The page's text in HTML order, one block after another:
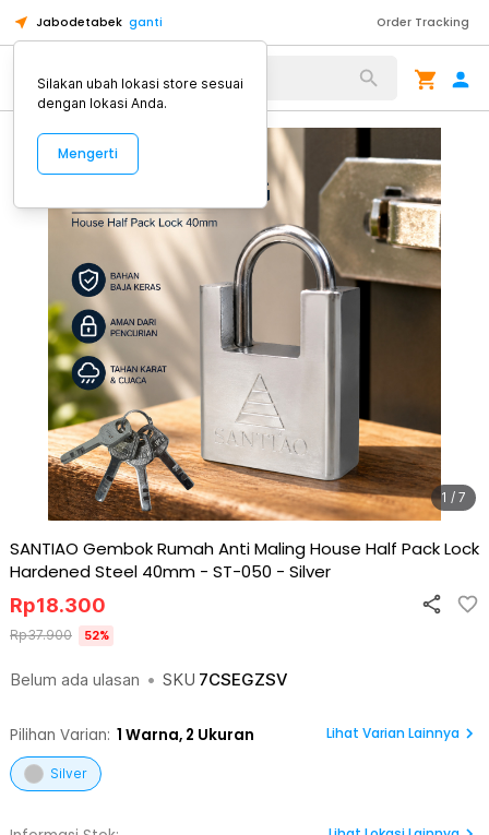
Jabodetabek ganti Order Tracking
Alat Kopi
1 / 7
SANTIAO Gembok Rumah Anti Maling House Half Pack Lock
Hardened Steel 40mm - ST-050 - Silver
Belum ada ulasan • SKU 7CSEGZSV
Rp18.300
Rp37.900 52%
Pilihan Varian: 1 Warna, 2 Ukuran Lihat Varian Lainnya
Silver
Silakan ubah lokasi store sesuai
dengan lokasi Anda.
Mengerti